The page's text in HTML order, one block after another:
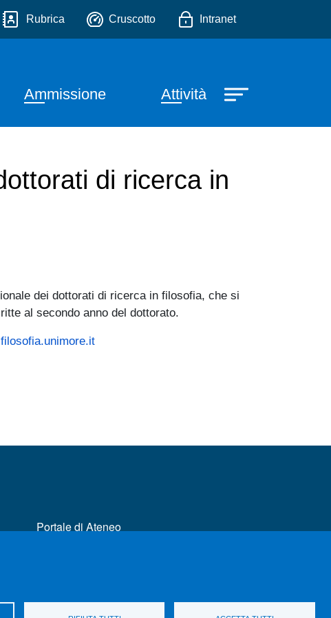
Rubrica Cruscotto Intranet
Ammissione Attività
di ricerca in
dei dottorati di ricerca in filosofia, che si
al secondo anno del dottorato.
Portale di Ateneo